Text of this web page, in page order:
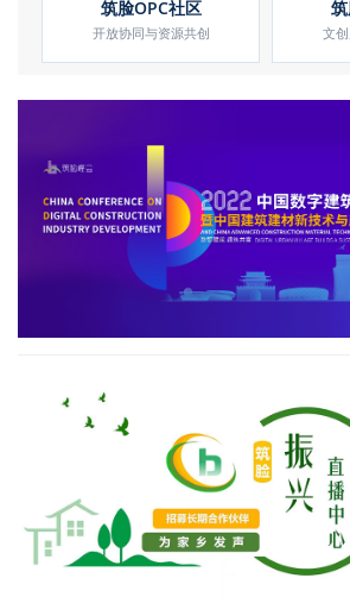
筑脸OPC社区
开放协同与资源共创 文